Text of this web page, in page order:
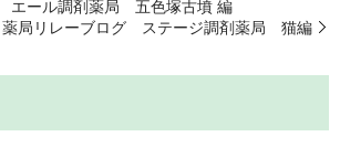
エール調剤薬局 五色塚古墳 編
薬局リレーブログ ステージ調剤薬局 猫編